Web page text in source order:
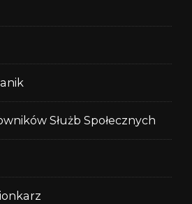
Służb Społecznych